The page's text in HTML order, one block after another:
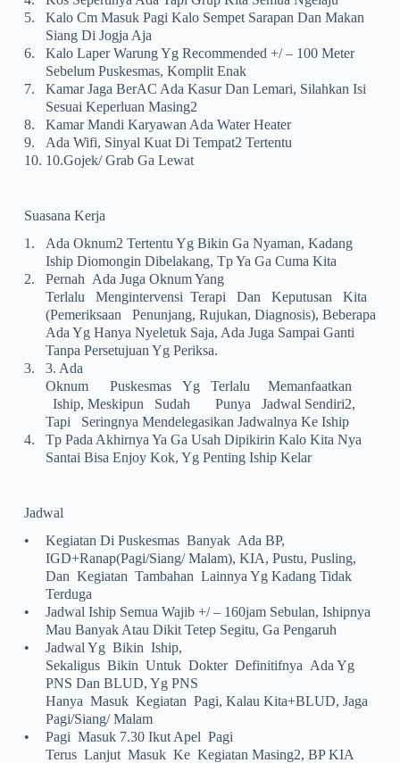
5.
Kalo Cm Masuk Pagi Kalo Sempet Sarapan Dan Makan
Siang Di Jogja Aja
6.
Kalo Laper Warung Yg Recommended +/ – 100 Meter
Sebelum Puskesmas, Komplit Enak
7.
Kamar Jaga BerAC Ada Kasur Dan Lemari, Silahkan Isi
Sesuai Keperluan Masing2
8.
Kamar Mandi Karyawan Ada Water Heater
9.
Ada Wifi, Sinyal Kuat Di Tempat2 Tertentu
10. 10.Gojek/ Grab Ga Lewat
Suasana Kerja
1.
Ada Oknum2 Tertentu Yg Bikin Ga Nyaman, Kadang
Iship Diomongin Dibelakang, Tp Ya Ga Cuma Kita
2.
Pernah Ada Juga Oknum Yang
Terlalu Mengintervensi Terapi Dan Keputusan Kita
(pemeriksaan Penunjang, Rujukan, Diagnosis), Beberapa
Ada Yg Hanya Nyeletuk Saja, Ada Juga Sampai Ganti
Tanpa Persetujuan Yg Periksa.
3.
3. Ada
Oknum Puskesmas Yg Terlalu Memanfaatkan
Iship, Meskipun Sudah Punya Jadwal Sendiri2,
Tapi Seringnya Mendelegasikan Jadwalnya Ke Iship
4.
Tp Pada Akhirnya Ya Ga Usah Dipikirin Kalo Kita Nya
Santai Bisa Enjoy Kok, Yg Penting Iship Kelar
Jadwal
•
Kegiatan Di Puskesmas Banyak Ada BP,
IGD+Ranap(pagi/siang/ Malam), KIA, Pustu, Pusling,
Dan Kegiatan Tambahan Lainnya Yg Kadang Tidak
Terduga
•
Jadwal Iship Semua Wajib +/ – 160jam Sebulan, Ishipnya
Mau Banyak Atau Dikit Tetep Segitu, Ga Pengaruh
•
Jadwal Yg Bikin Iship,
Sekaligus Bikin Untuk Dokter Definitifnya Ada Yg
PNS Dan BLUD, Yg PNS
Hanya Masuk Kegiatan Pagi, Kalau Kita+BLUD, Jaga
Pagi/siang/ Malam
•
Pagi Masuk 7.30 Ikut Apel Pagi
Terus Lanjut Masuk Ke Kegiatan Masing2, BP KIA